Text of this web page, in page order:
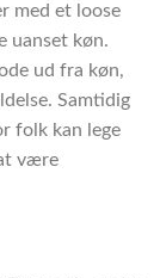
med et loose
uanset køn.
ud fra køn,
Samtidig
folk kan lege
være